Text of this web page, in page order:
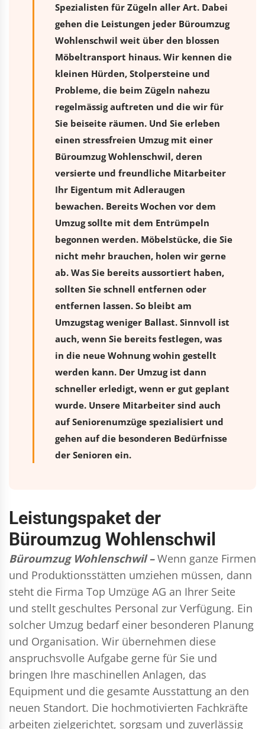
Spezialisten für Zügeln aller Art. Dabei
gehen die Leistungen jeder Büroumzug
Wohlenschwil weit über den blossen
Möbeltransport hinaus. Wir kennen die
kleinen Hürden, Stolpersteine und
Probleme, die beim Zügeln nahezu
regelmässig auftreten und die wir für
Sie beiseite räumen. Und Sie erleben
einen stressfreien Umzugmit einer
Büroumzug Wohlenschwil, deren
versierte und freundliche Mitarbeiter
Ihr Eigentum mit Adleraugen
bewachen. Bereits Wochen vor dem
Umzug sollte mit dem Entrümpeln
begonnen werden. Möbelstücke, die Sie
nicht mehr brauchen, holen wir gerne
ab. Was Sie bereits aussortiert haben,
sollten Sie schnell entfernen oder
entfernen lassen. So bleibt am
Umzugstag weniger Ballast. Sinnvoll ist
auch, wenn Sie bereits festlegen, was
in die neue Wohnung wohin gestellt
werden kann. Der Umzug ist dann
schneller erledigt, wenn er gut geplant
wurde. Unsere Mitarbeiter sind auch
auf Seniorenumzüge spezialisiert und
gehen auf die besonderen Bedürfnisse
der Senioren ein.
Leistungspaket der
Büroumzug Wohlenschwil
Büroumzug Wohlenschwil – Wenn ganze Firmen
und Produktionsstätten umziehen müssen, dann
steht die Firma Top Umzüge AG an Ihrer Seite
und stellt geschultes Personal zur Verfügung. Ein
solcher Umzug bedarf einer besonderen Planung
und Organisation. Wir übernehmen diese
anspruchsvolle Aufgabe gerne für Sie und
bringen Ihre maschinellen Anlagen, das
Equipment und die gesamte Ausstattung an den
neuen Standort. Die hochmotivierten Fachkräfte
arbeiten zielgerichtet, sorgsam und zuverlässig